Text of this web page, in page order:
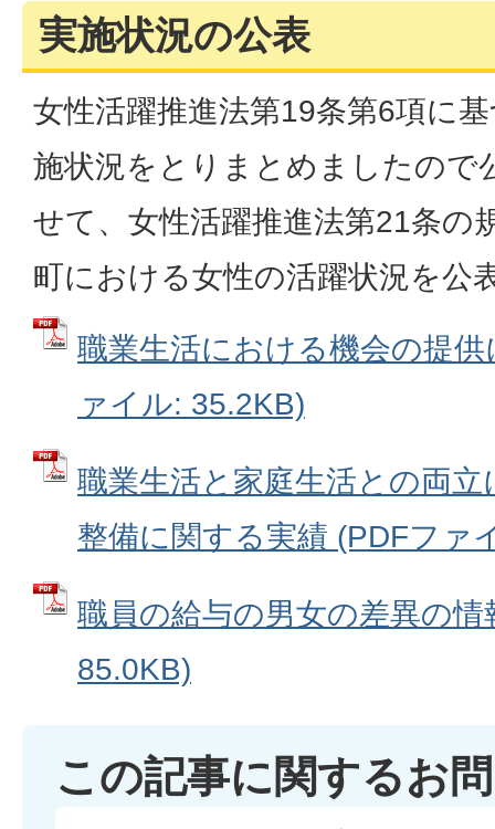
実施状況の公表
女性活躍推進法第19条第6項に
施状況をとりまとめましたので
せて、女性活躍推進法第21条の
町における女性の活躍状況を公
職業生活における機会の提
ァイル: 35.2KB)
職業生活と家庭生活との両
整備に関する実績 (PDFファ
職員の給与の男女の差異の
85.0KB)
この記事に関するお